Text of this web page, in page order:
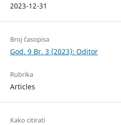
2023-12-31
Broj časopisa
God. 9 Br. 3 (2023): Oditor
Rubrika
Articles
Kako citirati